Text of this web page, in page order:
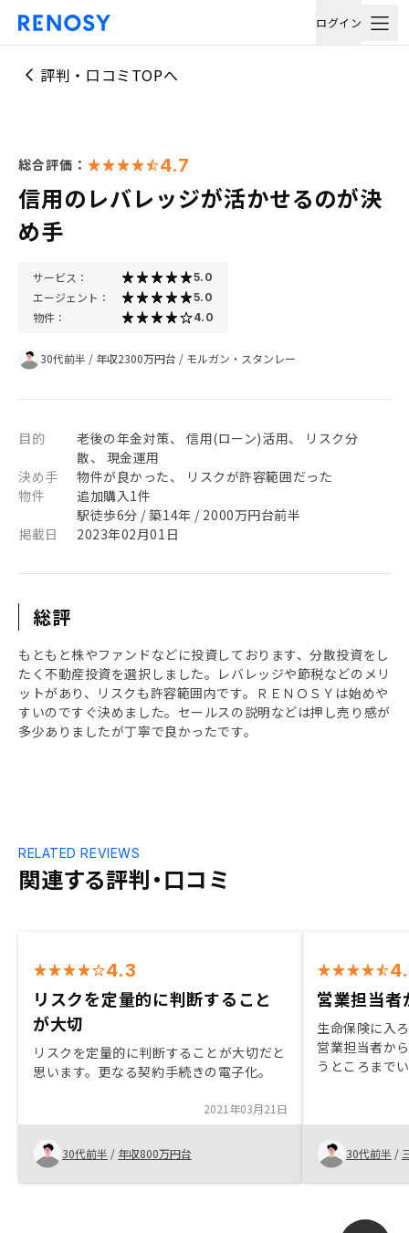
ログイン
評判・口コミTOPへ
総合評価： 4.7
信用のレバレッジが活かせるのが決
め手
サービス： 5.0
エージェント： 5.0
物件： 4.0
30代前半 / 年収2300万円台 / モルガン・スタンレー
目的
老後の年金対策、 信用(ローン)活用、 リスク分
散、 現金運用
決め手
物件が良かった、 リスクが許容範囲だった
物件
追加購入1件
駅徒歩6分 / 築14年 / 2000万円台前半
掲載日
2023年02月01日
総評
もともと株やファンドなどに投資しております、分散投資をし
たく不動産投資を選択しました。レバレッジや節税などのメリ
ットがあり、リスクも許容範囲内です。ＲＥＮＯＳＹは始めや
すいのですぐ決めました。セールスの説明などは押し売り感が
多少ありましたが丁寧で良かったです。
関連する評判・口コミ
RELATED REVIEWS
4.3
リスクを定量的に判断すること
が大切
リスクを定量的に判断することが大切だと
思います。更なる契約手続きの電子化。
2021年03月21日
30代前半 / 年収800万円台
営業担当者
生命保険に入
営業担当者か
うところまで
保険代わりと
動産投資をは
30代前半 /